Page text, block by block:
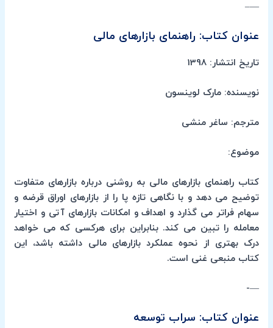
—–
عنوان کتاب: راهنمای بازارهای مالی
تاریخ انتشار: 1398
نویسنده: مارک لوینسون
مترجم: ساغر منشی
موضوع:
کتاب راهنمای بازارهای مالی به روشنی درباره بازارهای متفاوت
توضیح می دهد و با نگاهی تازه پا را از بازارهای اوراق قرضه و
سهام فراتر می گذارد و اهداف و امکانات بازارهای آتی و اختیار
معامله را تبین می کند. بنابراین برای هرکسی که می خواهد
درک بهتری از نحوه عملکرد بازارهای مالی داشته باشد، این
کتاب منبعی غنی است.
—-
عنوان کتاب: سراب توسعه